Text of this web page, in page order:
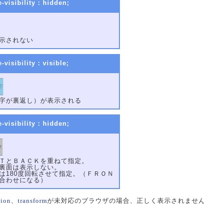
visibility : hidden;
されない
visibility : visible;
ＮＴ
が裏返し）が表示される
visibility : hidden;
ＮＴ
ＣＫ
とＢＡＣＫを重ねて指定。
面は表示しない。
180度回転させて指定。（ＦＲＯＮ
わせになる）
transformが未対応のブラウザの場合、正しく表示されませ